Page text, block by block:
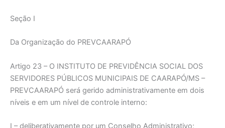
Seção I
Da Organização do PREVCAARAPÓ
Artigo 23 – O INSTITUTO DE PREVIDÊNCIA SOCIAL DOS
SERVIDORES PÚBLICOS MUNICIPAIS DE CAARAPÓ/MS –
PREVCAARAPÓ será gerido administrativamente em dois
níveis e em um nível de controle interno:
I – deliberativamente por um Conselho Administrativo;